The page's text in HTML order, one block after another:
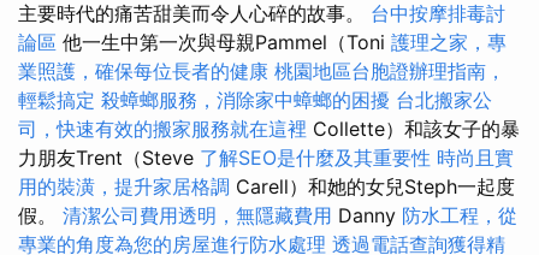
主要時代的痛苦甜美而令人心碎的故事。 台中按摩排毒討
論區 他一生中第一次與母親Pammel（Toni 護理之家，專
業照護，確保每位長者的健康 桃園地區台胞證辦理指南，
輕鬆搞定 殺蟑螂服務，消除家中蟑螂的困擾 台北搬家公
司，快速有效的搬家服務就在這裡 Collette）和該女子的暴
力朋友Trent（Steve 了解SEO是什麼及其重要性 時尚且實
用的裝潢，提升家居格調 Carell）和她的女兒Steph一起度
假。 清潔公司費用透明，無隱藏費用 Danny 防水工程，從
專業的角度為您的房屋進行防水處理 透過電話查詢獲得精